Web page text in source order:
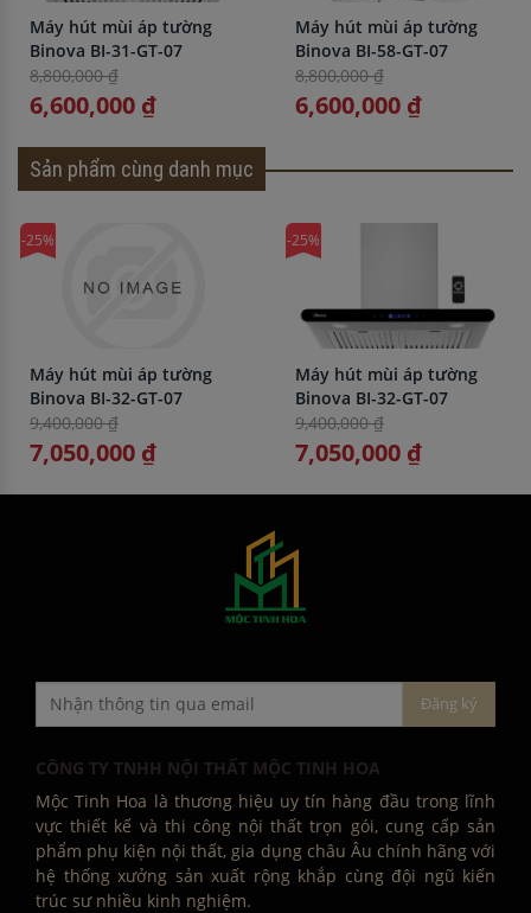
Máy hút mùi áp tường
Binova BI-31-GT-07
8,800,000 ₫
6,600,000 ₫
Máy hút mùi áp tường
Binova BI-58-GT-07
8,800,000 ₫
6,600,000 ₫
Sản phẩm cùng danh mục
-25%
Máy hút mùi áp tường
Binova BI-32-GT-07
9,400,000 ₫
7,050,000 ₫
-25%
Máy hút mùi áp tường
Binova BI-32-GT-07
9,400,000 ₫
7,050,000 ₫
CÔNG TY TNHH NỘI THẤT MỘC TINH HOA
Mộc Tinh Hoa là thương hiệu uy tín hàng đầu trong lĩnh
vực thiết kế và thi công nội thất trọn gói, cung cấp sản
phẩm phụ kiện nội thất, gia dụng châu Âu chính hãng với
hệ thống xưởng sản xuất rộng khắp cùng đội ngũ kiến
trúc sư nhiều kinh nghiệm.